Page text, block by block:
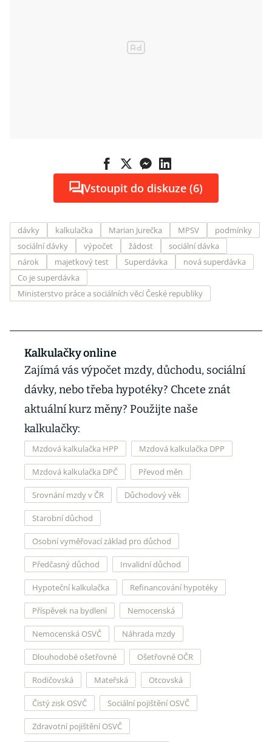
Vstoupit do diskuze (6)
dávky kalkulačka Marian Jurečka MPSV
podmínky
sociální dávky
výpočet žádost
sociální dávka
nárok
majetkový test Superdávka
nová superdávka
Co je superdávka
Ministerstvo práce a sociálních věcí České republiky
Kalkulačky online
Zajímá vás výpočet mzdy, důchodu, sociální
dávky, nebo třeba hypotéky? Chcete znát
aktuální kurz měny? Použijte naše
kalkulačky:
Mzdová kalkulačka HPP Mzdová kalkulačka DPP
Mzdová kalkulačka DPČ Převod měn
Srovnání mzdy v ČR Důchodový věk
Starobní důchod
Osobní vyměřovací základ pro důchod
Předčasný důchod Invalidní důchod
Hypoteční kalkulačka Refinancování hypotéky
Příspěvek na bydlení Nemocenská
Nemocenská OSVČ Náhrada mzdy
Dlouhodobé ošetřovné Ošetřovné OČR
Rodičovská Mateřská Otcovská
Čistý zisk OSVČ Sociální pojištění OSVČ
Zdravotní pojištění OSVČ